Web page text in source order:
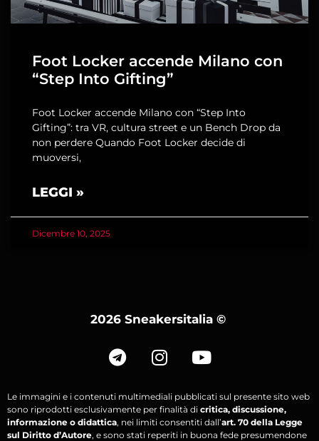
Foot Locker accende Milano con
“Step Into Gifting”
Foot Locker accende Milano con “Step Into
Gifting”: tra VR, cultura street e un Bench Drop da
non perdere Quando Foot Locker decide di
muoversi,
LEGGI »
Dicembre 10, 2025
2026 Sneakersitalia ©
Le immagini e i contenuti multimediali pubblicati sul presente sito web
sono riprodotti esclusivamente per finalità di critica, discussione,
informazione o didattica, nei limiti consentiti dall’art. 70 della Legge
sul Diritto d’Autore, e sono stati reperiti in buona fede presumendone